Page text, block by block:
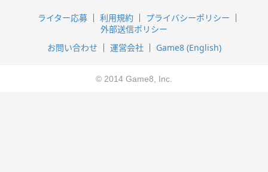
ライター応募 利用規約
プライバシーポリシー
外部送信ポリシー
お問い合わせ
運営会社 Game8 (English)
© 2014 Game8, Inc.